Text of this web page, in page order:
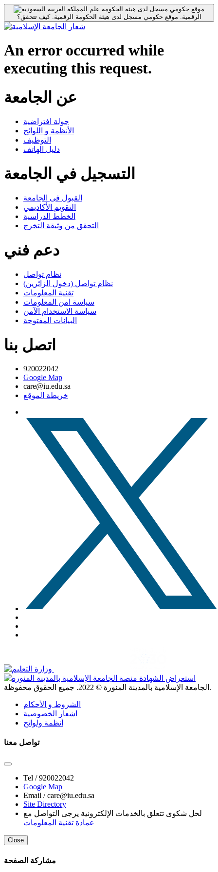
موقع حكومي مسجل لدى هيئة الحكومة
الرقمية. موقع حكومي مسجل لدى هيئة الحكومة الرقمية.كيف تتحقق؟
An error occurred while
executing this request.
عن الجامعة
جولة افتراضية
الأنظمة و اللوائح
التوظيف
دليل الهاتف
التسجيل في الجامعة
القبول فى الجامعة
التقويم الأكاديمي
الخطط الدراسية
التحقق من وثيقة التخرج
دعم فني
نظام تواصل
نظام تواصل (دخول الزائرين)
تقنية المعلومات
سياسة امن المعلومات
سياسة الاستخدام الآمن
البيانات المفتوحة
اتصل بنا
920022042
Google Map
care@iu.edu.sa
خريطة الموقع
الجامعة الإسلامية بالمدينة المنورة © 2022 . جميع الحقوق محفوظة.
الشروط و الأحكام
اشعار الخصوصية
أنظمة ولوائح
تواصل معنا
Tel /920022042
Google Map
Email /care@iu.edu.sa
Site Directory
لحل شكوى تتعلق بالخدمات الإلكترونية يرجى التواصل مع
عمادة تقنية المعلومات
Close
مشاركة الصفحة